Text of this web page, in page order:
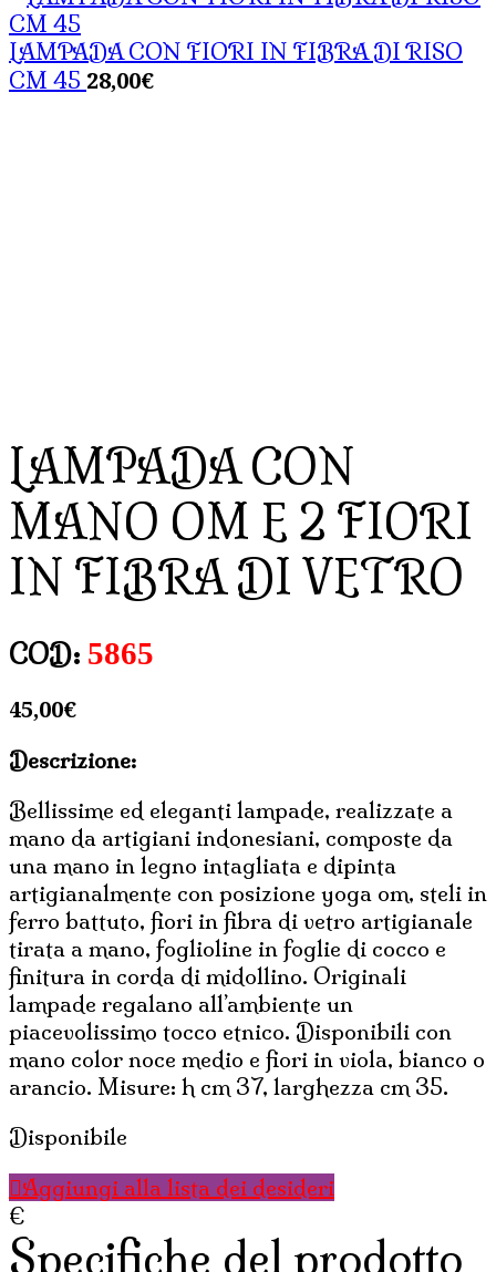
LAMPADA CON FIORI IN FIBRA DI RISO
CM 45 28,00€
LAMPADA CON
MANO OM E 2 FIORI
IN FIBRA DI VETRO
COD: 5865
45,00€
Descrizione:
Bellissime ed eleganti lampade, realizzate a
mano da artigiani indonesiani, composte da
una mano in legno intagliata e dipinta
artigianalmente con posizione yoga om, steli in
ferro battuto, fiori in fibra di vetro artigianale
tirata a mano, foglioline in foglie di cocco e
finitura in corda di midollino. Originali
lampade regalano all’ambiente un
piacevolissimo tocco etnico. Disponibili con
mano color noce medio e fiori in viola, bianco o
arancio. Misure: h cm 37, larghezza cm 35.
Disponibile
Aggiungi alla lista dei desideri
€
Specifiche del prodotto